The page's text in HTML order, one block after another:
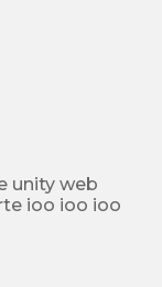
unity web
player e poi il gioco non parte ioo ioo ioo